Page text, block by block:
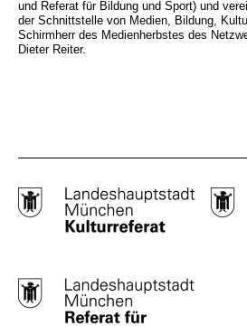
und Referat für Bildung und Sport) und
der Schnittstelle von Medien, Bildung,
Schirmherr des Medienherbstes des
Dieter Reiter.